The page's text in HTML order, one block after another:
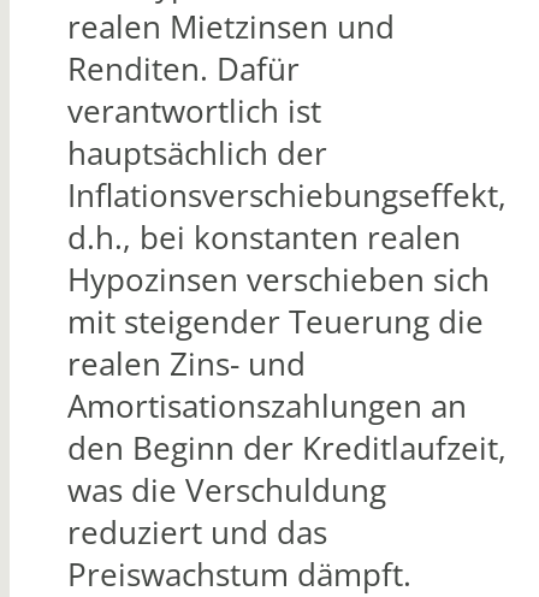
realen Mietzinsen und
Renditen. Dafür
verantwortlich ist
hauptsächlich der
Inflationsverschiebungseffekt,
d.h., bei konstanten realen
Hypozinsen verschieben sich
mit steigender Teuerung die
realen Zins- und
Amortisationszahlungen an
den Beginn der Kreditlaufzeit,
was die Verschuldung
reduziert und das
Preiswachstum dämpft.